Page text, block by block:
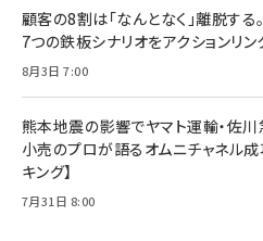
顧客の8割は「なんとなく」離脱す
7つの鉄板シナリオをアクションリ
8月3日 7:00
熊本地震の影響でヤマト運輸・佐
小売のプロが語るオムニチャネル成
キング】
7月31日 8:00